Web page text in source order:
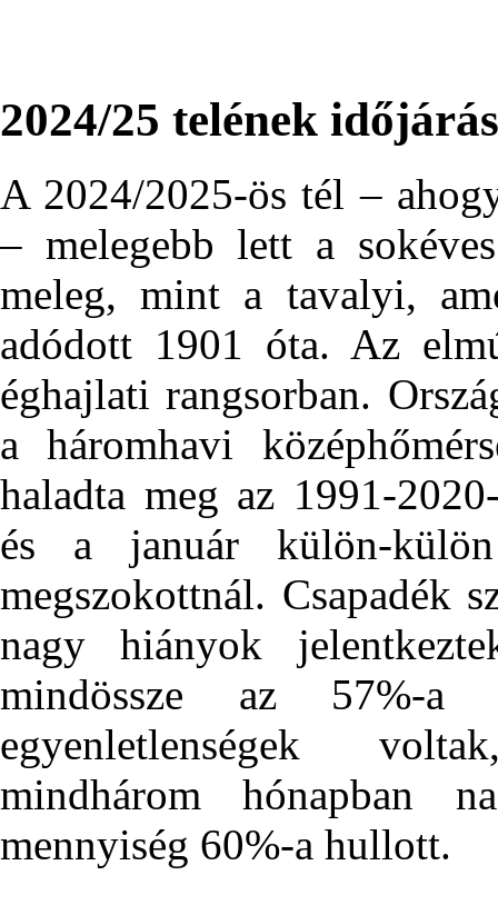
2024/25 telének
A 2024/2025-ös tél –
– melegebb lett a
meleg, mint a tavalyi,
adódott 1901 óta. Az
éghajlati rangsorban.
a háromhavi
haladta meg az 1991-
és a január külön-
megszokottnál. Csapadék
nagy hiányok
mindössze az 57%-a
egyenletlenségek
mindhárom hónapban
mennyiség 60%-a hullott.